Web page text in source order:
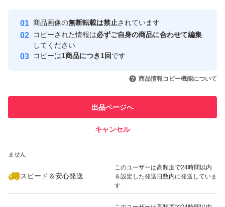
安心取引出品者
心・安全なユーザーです
取引実績
引を完了させた実績があります
での取引実績があります
ません
スピード＆安心発送
このユーザーは高頻度で24時間以内
＆設定した発送日数内に発送していま
す
商品画像の無断転載は禁止されています
コピーされた情報は必ずご自身の商品に合わせて編集
してください
コピーは1商品につき1回です
商品情報コピー機能について
出品ページへ
キャンセル